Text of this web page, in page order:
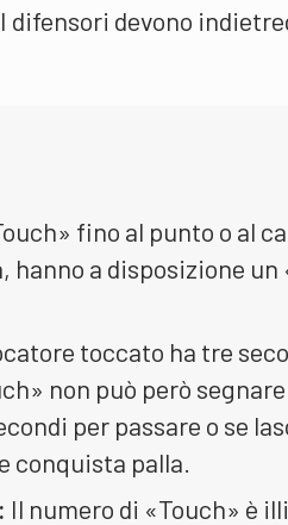
difensori devono
fino al punto o al
hanno a disposizione un
toccato ha tre
non può però
per passare o se
conquista palla.
Il numero di «Touch» è